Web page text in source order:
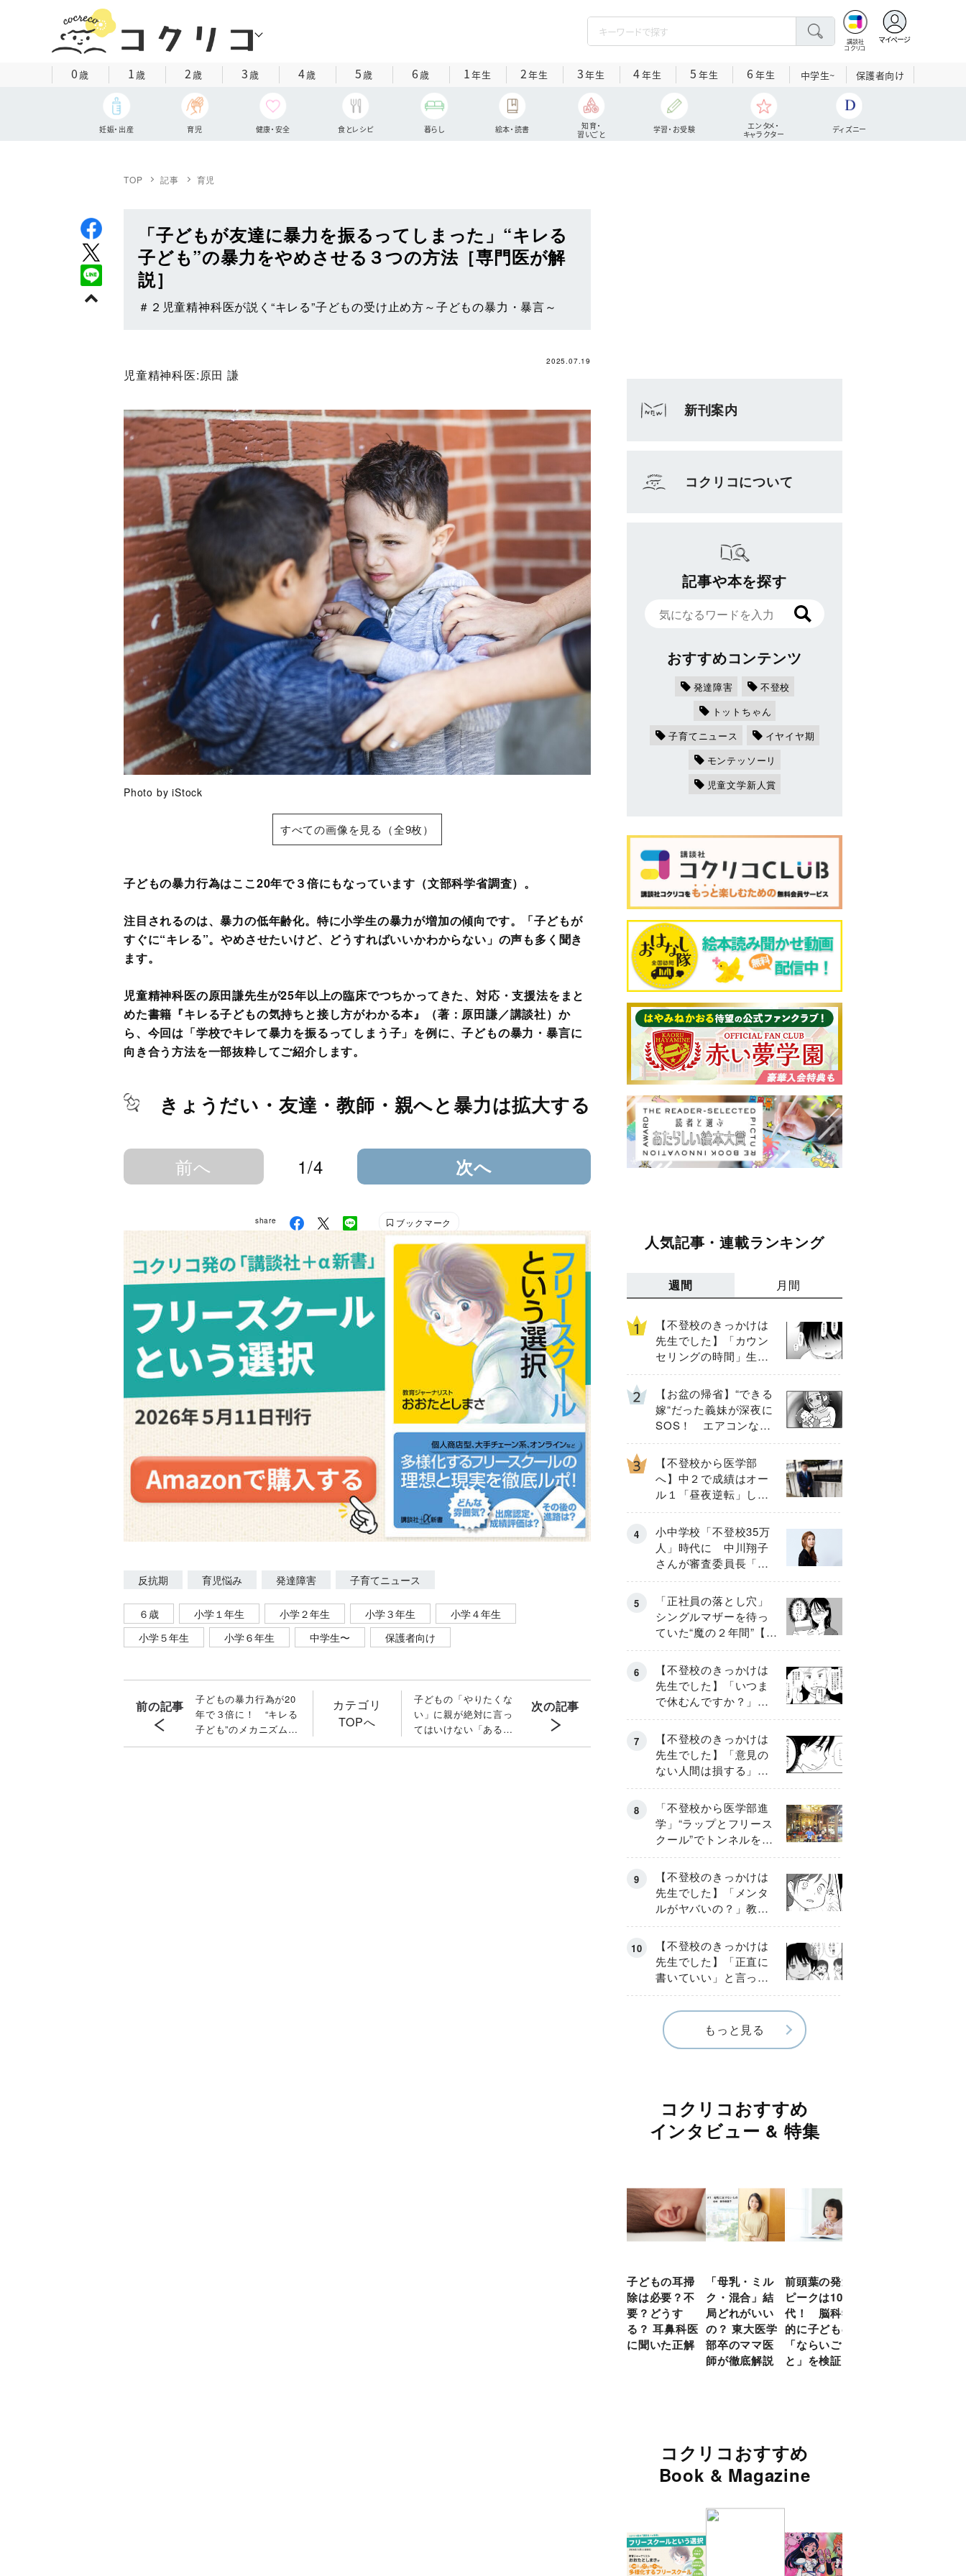
講談社
コクリコ
マイページ
0歳 1歳 2歳 3歳 4歳 5歳 6歳 1年生 2年生 3年生 4年生 5 年生 6 年生 中学生~ 保護者向け
妊娠・出産 育児 健康・安全 食とレシピ 暮らし 絵本・読書
知育・
習いごと
学習・お受験
エンタメ・
キャラクター
ディズニー
TOP 記事 育児
「子どもが友達に暴力を振るってしまった」“キレる
子ども”の暴力をやめさせる３つの方法［専門医が解
説］
＃２児童精神科医が説く“キレる”子どもの受け止め方～子どもの暴力・暴言～
2025.07.19
児童精神科医:原田 謙
Photo by iStock
すべての画像を見る（全9枚）
子どもの暴力行為はここ20年で３倍にもなっています（文部科学省調査）。
注目されるのは、暴力の低年齢化。特に小学生の暴力が増加の傾向です。「子どもが
すぐに“キレる”。やめさせたいけど、どうすればいいかわからない」の声も多く聞き
ます。
児童精神科医の原田謙先生が25年以上の臨床でつちかってきた、対応・支援法をまと
めた書籍『キレる子どもの気持ちと接し方がわかる本』（著：原田謙／講談社）か
ら、今回は「学校でキレて暴力を振るってしまう子」を例に、子どもの暴力・暴言に
向き合う方法を一部抜粋してご紹介します。
きょうだい・友達・教師・親へと暴力は拡大する
前へ 1/4 次へ
share ブックマーク
反抗期 育児悩み 発達障害 子育てニュース
６歳 小学１年生 小学２年生 小学３年生
小学４年生
小学５年生
小学６年生 中学生〜 保護者向け
前の記事
子どもの暴力行為が20
年で３倍に！ “キレる
子ども”のメカニズムと
親の心構え［専門医が
カテゴリ
TOPへ
子どもの「やりたくな
い」に親が絶対に言っ
てはいけない「ある言
葉」
次の記事
新刊案内
コクリコについて
記事や本を探す
おすすめコンテンツ
発達障害
不登校
トットちゃん
子育てニュース
イヤイヤ期
モンテッソーリ
児童文学新人賞
人気記事・連載ランキング
週間 月間
【不登校のきっかけは
先生でした】「カウン
セリングの時間」生徒
の情報をバラしたの
は…《第２話》
【お盆の帰省】“できる
嫁“だった義妹が深夜に
SOS！ エアコンな
し・肉禁止の義実家ル
ールに変化が…〈後
編〉
【不登校から医学部
へ】中２で成績はオー
ル１「昼夜逆転」した
わが子を”夜遊び”に連れ
出した母の気づき
小中学校「不登校35万
人」時代に 中川翔子
さんが審査委員長「不
登校生動画甲子園
2026」が開催
「正社員の落とし穴」
シングルマザーを待っ
ていた“魔の２年間”【後
編】
【不登校のきっかけは
先生でした】「いつま
で休むんですか？」追
い詰められる母と息子
《第６話》
【不登校のきっかけは
先生でした】「意見の
ない人間は損する」担
任の一言が苦しみに…
《第１話》
「不登校から医学部進
学」“ラップとフリース
クール”でトンネルを脱
して高校受験へ〔元野
球少年の実話〕
【不登校のきっかけは
先生でした】「メンタ
ルがヤバいの？」教室
で始まった悪ふざけ
《第３話》
【不登校のきっかけは
先生でした】「正直に
書いていい」と言った
のに…信じた言葉は噓
だった《第４話》
もっと見る
コクリコおすすめ
インタビュー & 特集
子どもの耳掃
除は必要？不
要？どうす
る？ 耳鼻科医
に聞いた正解
「母乳・ミル
ク・混合」結
局どれがいい
の？ 東大医学
部卒のママ医
師が徹底解説
前頭葉の発達
ピークは10
代！ 脳科学
的に子どもの
「ならいご
と」を検証
コクリコおすすめ
Book & Magazine